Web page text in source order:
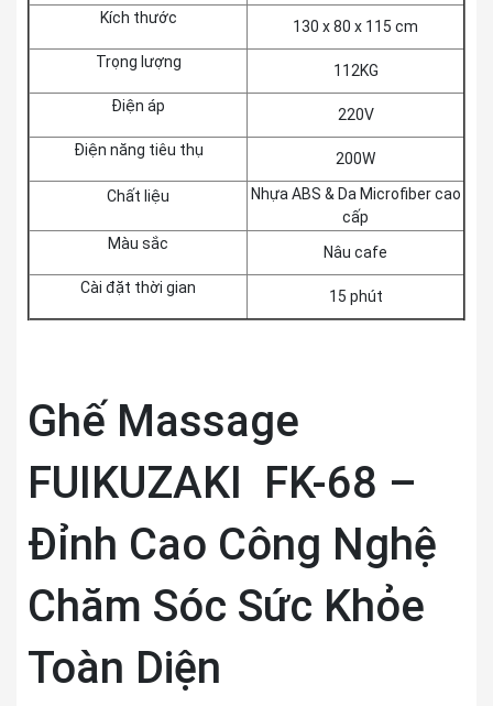
Kích thước
130 x 80 x 115 cm
Trọng lượng
112KG
Điện áp
220V
Điện năng tiêu thụ
200W
Chất liệu
Nhựa ABS & Da Microfiber cao
cấp
Màu sắc
Nâu cafe
Cài đặt thời gian
15 phút
Ghế Massage
FUIKUZAKI FK-68 –
Đỉnh Cao Công Nghệ
Chăm Sóc Sức Khỏe
Toàn Diện